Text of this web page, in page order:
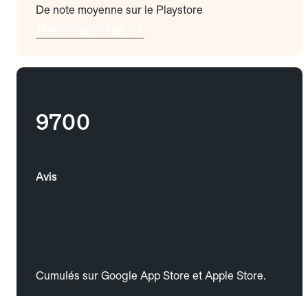
De note moyenne sur le Playstore
9700
Avis
Cumulés sur Google App Store et Apple Store.